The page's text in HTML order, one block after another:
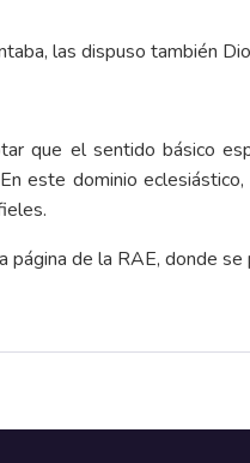
las dispuso también
que el sentido básico
este dominio
de la RAE, donde